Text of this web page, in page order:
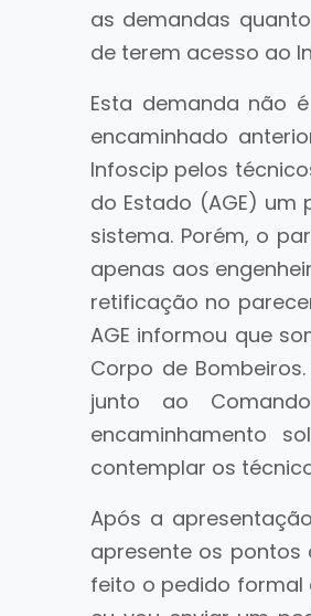
as demandas
de terem acesso ao
Esta demanda não
encaminhado
Infoscip pelos
do Estado (AGE)
sistema. Porém, o
apenas aos
retificação no
AGE informou que
Corpo de
junto ao
encaminhamento
contemplar os
Após a
apresente os pontos
feito o pedido formal